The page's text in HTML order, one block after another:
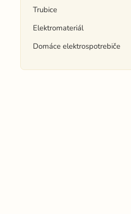
Trubice
Elektromateriál
Domáce elektrospotrebiče